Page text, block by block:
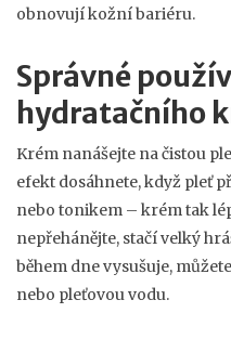
obnovují kožní bariéru.
Správné
hydratačního
Krém nanášejte na čistou
efekt dosáhnete, když pleť
nebo tonikem – krém tak
nepřehánějte, stačí velký
během dne vysušuje,
nebo pleťovou vodu.